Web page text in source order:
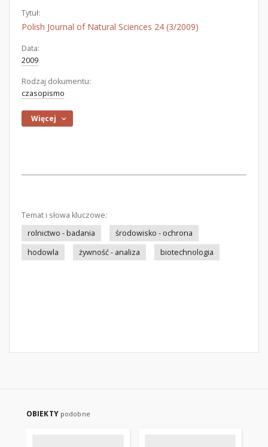
Tytuł:
Polish Journal of Natural Sciences 24 (3/2009)
Data:
2009
Rodzaj dokumentu:
czasopismo
Więcej
Temat i słowa kluczowe:
rolnictwo - badania
środowisko - ochrona
hodowla
żywność - analiza biotechnologia
OBIEKTY podobne